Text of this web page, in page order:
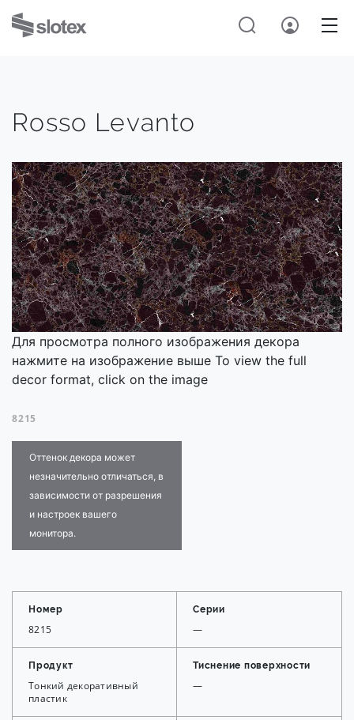
Rosso Levanto
Для просмотра полного изображения декора
нажмите на изображение выше To view the full
decor format, click on the image
8215
Оттенок декора может
незначительно отличаться, в
зависимости от разрешения
и настроек вашего
монитора.
Номер
8215
Серии
—
Продукт
Тонкий декоративный
пластик
Тиснение поверхности
—